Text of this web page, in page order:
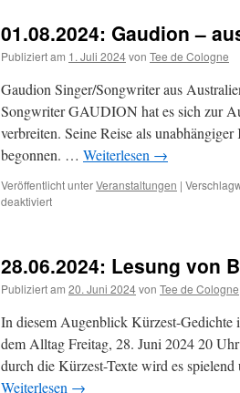
(USA)
15.08.2024
01.08.2024: Gaudion –
Publiziert am 1. Juli 2024von Tee de Cologne
Gaudion Singer/Songwriter aus
Songwriter GAUDION hat es sich zur
verbreiten. Seine Reise als
begonnen. … Weiterlesen →
Veröffentlicht unterVeranstaltungen |
deaktiviertfür
australischer
Singer/Songwriter
28.06.2024: Lesung von
Publiziert am 20. Juni 2024von Tee de Cologne
In diesem Augenblick Kürzest-Gedichte
dem Alltag Freitag, 28. Juni 2024 20
durch die Kürzest-Texte wird es
Weiterlesen →